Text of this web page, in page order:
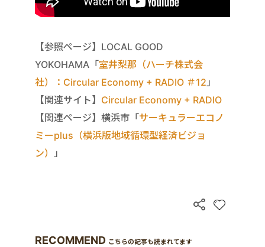
【参照ページ】LOCAL GOOD
YOKOHAMA「室井梨那（ハーチ株式会
社）：Circular Economy + RADIO ＃12 」
【関連サイト】 Circular Economy + RADIO
【関連ページ】横浜市「サーキュラーエコノ
ミーplus（横浜版地域循環型経済ビジョ
ン）
」
RECOMMEND こちらの記事も読まれてます